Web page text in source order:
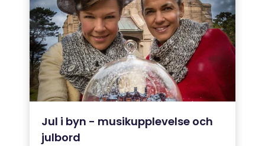
Jul i byn - musikupplevelse och
julbord